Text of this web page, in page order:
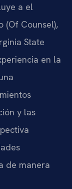
a el
(Of Counsel),
State
en la
y las
de manera